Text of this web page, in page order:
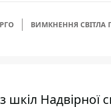
ВИМКНЕННЯ СВІТЛА
з шкіл